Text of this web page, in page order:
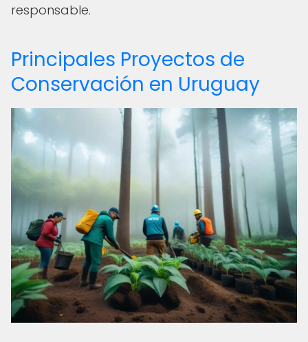
responsable.
Principales Proyectos de
Conservación en Uruguay